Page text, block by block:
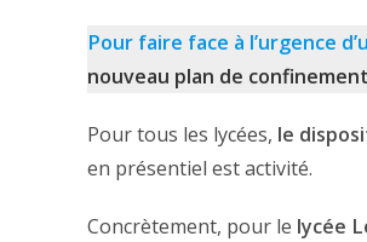
Pour faire face à l’urgence
nouveau plan de
Pour tous les lycées, le
en présentiel est activité.
Concrètement, pour le lycée